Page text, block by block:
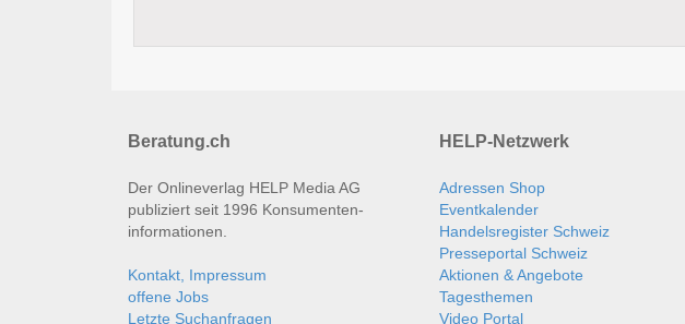
Beratung.ch
Der Onlineverlag HELP Media AG
publiziert seit 1996 Konsumenten­
informationen.
Kontakt, Impressum
offene Jobs
Letzte Suchanfragen
HELP-Netzwerk
Adressen Shop
Eventkalender
Handelsregister Schweiz
Presseportal Schweiz
Aktionen & Angebote
Tagesthemen
Video Portal